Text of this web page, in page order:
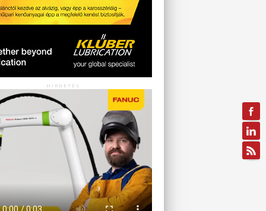
HIRDETÉS